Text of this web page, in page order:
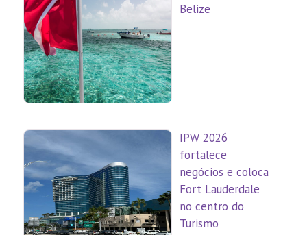
Belize
IPW 2026
fortalece
negócios e coloca
Fort Lauderdale
no centro do
Turismo